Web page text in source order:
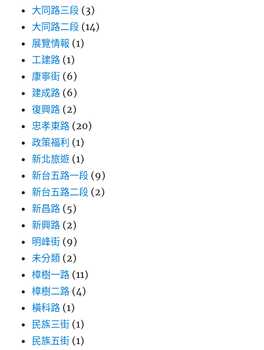
大同路三段 (3)
大同路二段 (14)
展覽情報 (1)
工建路 (1)
康寧街 (6)
建成路 (6)
復興路 (2)
忠孝東路 (20)
政策福利 (1)
新北旅遊 (1)
新台五路一段 (9)
新台五路二段 (2)
新昌路 (5)
新興路 (2)
明峰街 (9)
未分類 (2)
樟樹一路 (11)
樟樹二路 (4)
橫科路 (1)
民族三街 (1)
民族五街 (1)